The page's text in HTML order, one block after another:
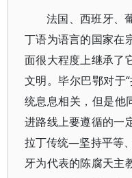
法国、西班牙、
丁语为语言的国家在
面很大程度上继承
文明。毕尔巴鄂对于
统息息相关，但是他
进路线上要遵循的一
拉丁传统—坚持平等
牙为代表的陈腐天主